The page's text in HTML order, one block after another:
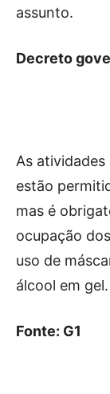
assunto.
Decreto
As
estão
mas é
ocupação
uso de
álcool em gel.
Fonte: G1